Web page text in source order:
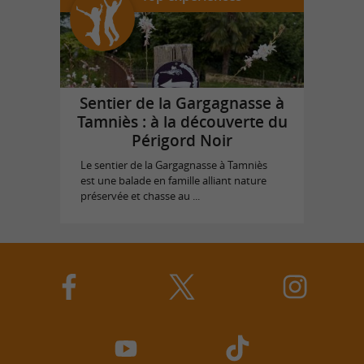
Sentier de la Gargagnasse à
Tamniès : à la découverte du
Périgord Noir
Le sentier de la Gargagnasse à Tamniès
est une balade en famille alliant nature
préservée et chasse au ...